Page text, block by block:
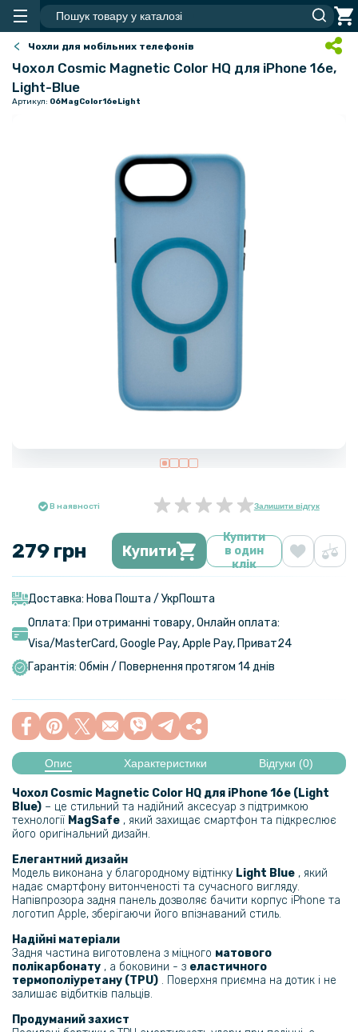
Чохли для мобільних телефонів
Чохол Cosmic Magnetic Color HQ для iPhone 16e,
Light-Blue
Артикул: 06MagColor16eLight
В наявності Залишити відгук
279 грн Купити
Купити
в один
клік
Доставка: Нова Пошта / УкрПошта
Оплата: При отриманні товару, Онлайн оплата:
Visa/MasterСard, Google Pay, Apple Pay, Приват24
Гарантія: Обмін / Повернення протягом 14 днів
Опис Характеристики Відгуки (0)
Чохол Cosmic Magnetic Color HQ для iPhone 16e (Light
Blue) – це стильний та надійний аксесуар з підтримкою
технології MagSafe , який захищає смартфон та підкреслює
його оригінальний дизайн.
Елегантний дизайн
Модель виконана у благородному відтінку Light Blue , який
надає смартфону витонченості та сучасного вигляду.
Напівпрозора задня панель дозволяє бачити корпус iPhone та
логотип Apple, зберігаючи його впізнаваний стиль.
Надійні матеріали
Задня частина виготовлена з міцного матового
полікарбонату , а боковини - з еластичного
термополіуретану (TPU) . Поверхня приємна на дотик і не
залишає відбитків пальців.
Продуманий захист